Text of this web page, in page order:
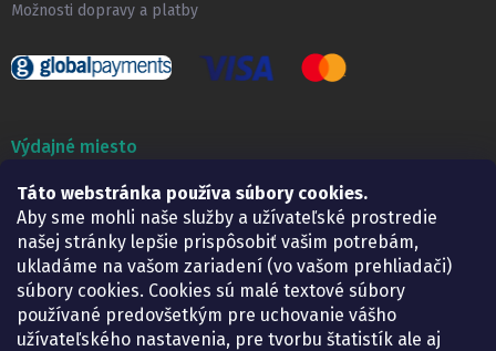
Táto webstránka používa súbory cookies.
Aby sme mohli naše služby a užívateľské prostredie
našej stránky lepšie prispôsobiť vašim potrebám,
ukladáme na vašom zariadení (vo vašom prehliadači)
súbory cookies. Cookies sú malé textové súbory
používané predovšetkým pre uchovanie vášho
užívateľského nastavenia, pre tvorbu štatistík ale aj
Možnosti dopravy a platby
Výdajné miesto
Lekáreň ADONAI
Košice – Smetanova 2
Pondelok:
07.30 – 15.30 h.
Utorok:
07.30 – 16.00 h.
Streda:
07.30 – 16.00 h.
Štvrtok:
07.30 – 15.30 h.
Piatok:
07.30 – 15.30 h.